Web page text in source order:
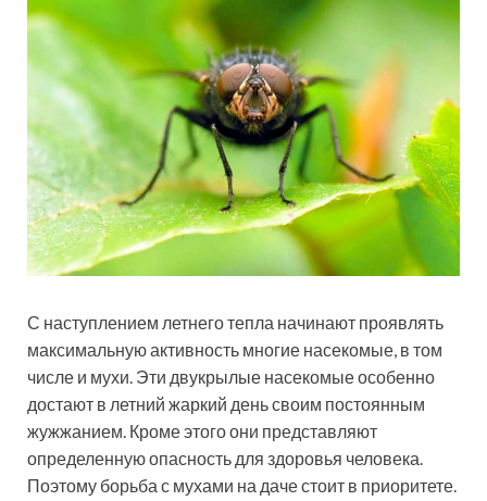
С наступлением летнего тепла начинают проявлять
максимальную активность многие насекомые, в том
числе и мухи. Эти двукрылые насекомые особенно
достают в летний жаркий день своим постоянным
жужжанием. Кроме этого они представляют
определенную опасность для здоровья человека.
Поэтому борьба с мухами на даче стоит в приоритете.